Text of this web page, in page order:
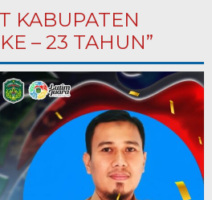
KABUPATEN
– 23 TAHUN”